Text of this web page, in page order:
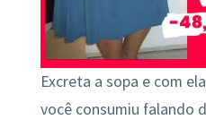
Excreta a sopa e com
você consumiu falando